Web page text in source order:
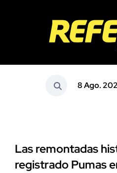
8 Ago.
Las remontadas
registrado Pumas